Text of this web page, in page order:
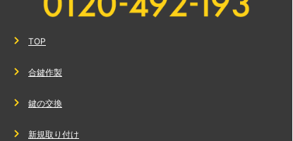
TOP
合鍵作製
鍵の交換
新規取り付け